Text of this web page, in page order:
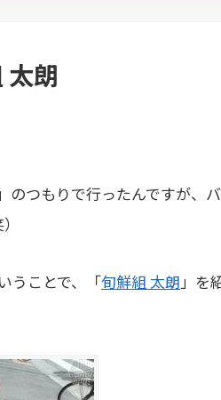
太朗
つもりで行ったんですが、
うことで、「旬鮮組 太朗 」を